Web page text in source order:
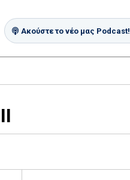
Ακούστε το νέο μας Podcast!